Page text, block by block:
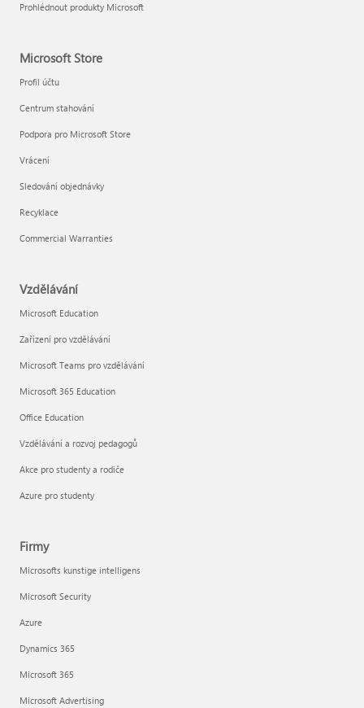
Prohlédnout produkty Microsoft
Microsoft Store
Profil účtu
Centrum stahování
Podpora pro Microsoft Store
Vrácení
Sledování objednávky
Recyklace
Commercial Warranties
Vzdělávání
Microsoft Education
Zařízení pro vzdělávání
Microsoft Teams pro vzdělávání
Microsoft 365 Education
Office Education
Vzdělávání a rozvoj pedagogů
Akce pro studenty a rodiče
Azure pro studenty
Firmy
Microsofts kunstige intelligens
Microsoft Security
Azure
Dynamics 365
Microsoft 365
Microsoft Advertising